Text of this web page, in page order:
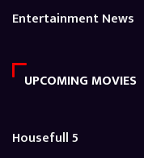
Entertainment News
UPCOMING MOVIES
Housefull 5